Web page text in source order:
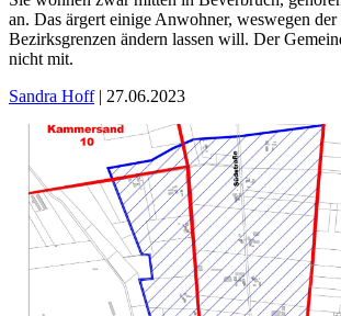
der
Lethe
treffen
beim
an. Das ärgert einige Anwohner, weswegen
Bezirksgrenzen ändern lassen will. Der
nicht mit.
Sandra Hoff| 27.06.2023